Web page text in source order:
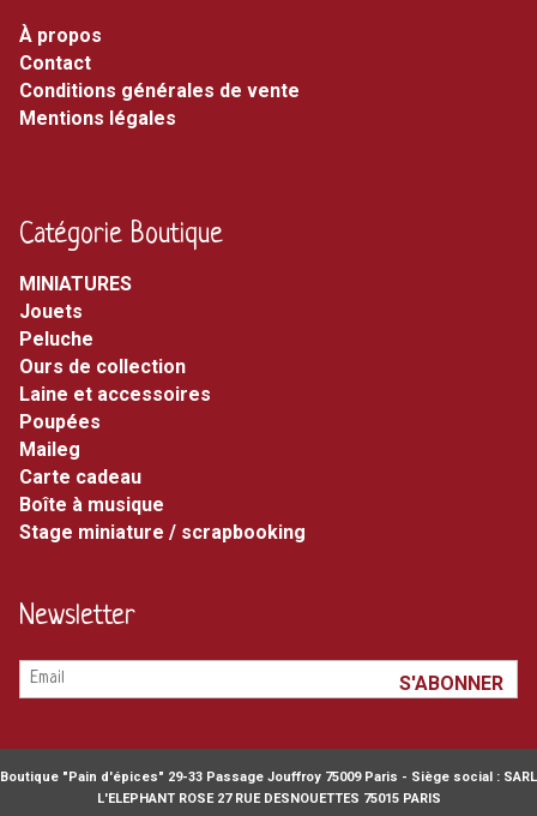
À propos
Contact
Conditions générales de vente
Mentions légales
Catégorie Boutique
MINIATURES
jouets
peluche
ours de collection
laine et accessoires
poupées
maileg
carte cadeau
boîte à musique
stage miniature / scrapbooking
Newsletter
Boutique "Pain d'épices" 29-33 Passage Jouffroy 75009 Paris - Siège social : SARL
L'ELEPHANT ROSE 27 RUE DESNOUETTES 75015 PARIS